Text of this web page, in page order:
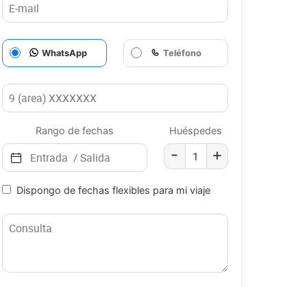
WhatsApp Teléfono
Rango de fechas Huéspedes
- +
Dispongo de fechas flexibles para mi viaje